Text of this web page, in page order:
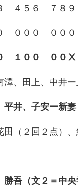
４５６ ７８９
０００ ０００
１００ ００Ⅹ
澤、田上、中井
平井、子安ー新妻
田（２回２点）
吾（文２＝中央